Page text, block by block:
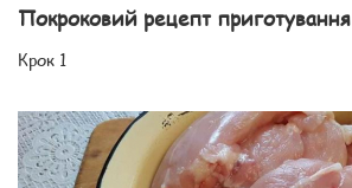
Покроковий рецепт приготування
Крок 1